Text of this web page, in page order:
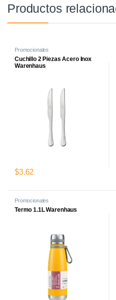
Productos
Promocionales
Cuchillo 2 Piezas Acero Inox
Warenhaus
$3.62
Promocionales
Termo 1.1L Warenhaus